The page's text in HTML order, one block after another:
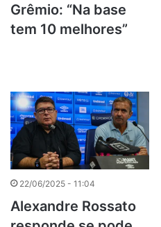
Grêmio: “Na base
tem 10 melhores”
22/06/2025 - 11:04
Alexandre Rossato